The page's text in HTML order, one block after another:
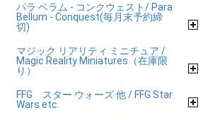
パラ ベラム - コンクウェスト/ Para
Bellum - Conquest(毎月末予約締
切)
マジック リアリティ ミニチュア /
Magic Reality Miniatures（在庫限
り）
FFG スター ウォーズ 他 / FFG Star
Wars etc.